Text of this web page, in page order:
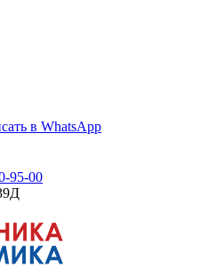
в WhatsApp
95-00